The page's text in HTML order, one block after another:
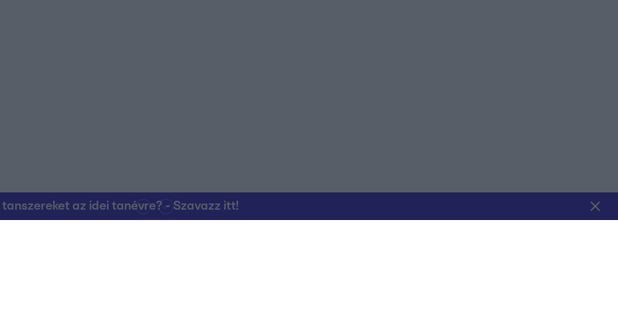
az idei tanévre? - Szavazz itt!